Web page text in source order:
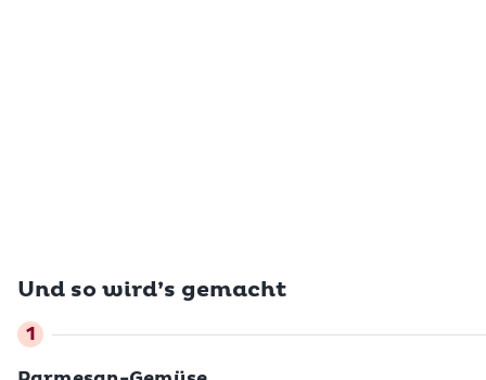
Und so wird’s gemacht